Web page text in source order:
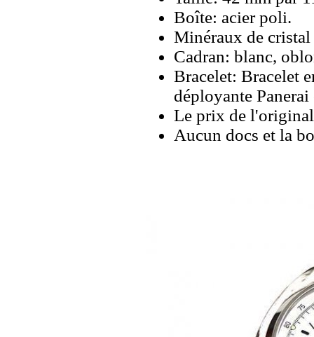
Boîte: acier poli.
Minéraux de cristal
Cadran: blanc,
Bracelet: Bracelet
déployante Panerai
Le prix de
Aucun docs et la